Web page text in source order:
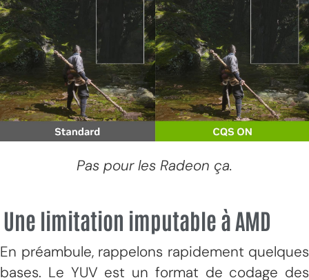
Pas pour les Radeon ça.
Une limitation imputable à AMD
En préambule, rappelons rapidement quelques
bases. Le YUV est un format de codage des